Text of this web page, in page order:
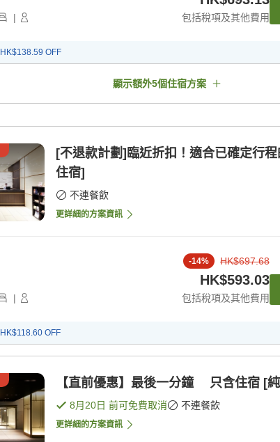
| 包括稅項及其他費用
HK$138.59 OFF
顯示額外5個住宿方案
[不退款計劃]臨近折扣！適合已確定行
住宿]
不連餐飲
更詳細的方案資訊
|
-14% HK$697.68
HK$593.03
包括稅項及其他費用
HK$118.60 OFF
【直前優惠】最後一分鐘 只含住宿 [
8月20日 前可免費取消 不連餐飲
更詳細的方案資訊